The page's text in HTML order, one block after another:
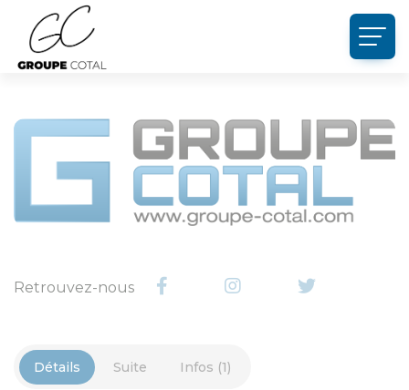
Retrouvez-nous
Détails Suite Infos (1)
Panneau de gestion des cookies